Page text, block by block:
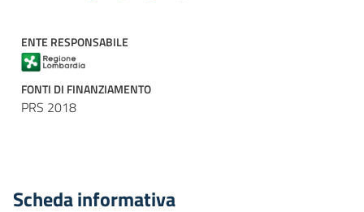
ENTE RESPONSABILE
FONTI DI FINANZIAMENTO
PRS 2018
Scheda informativa